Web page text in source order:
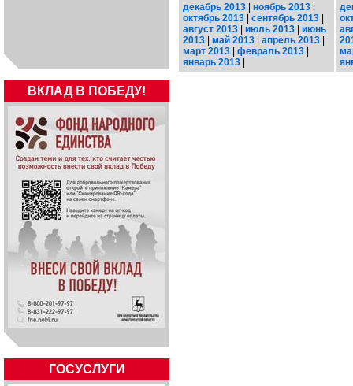
ВКЛАД В ПОБЕДУ!
ГОСУСЛУГИ
декабрь 2013 | ноябрь 2013 |
октябрь 2013 | сентябрь 2013 |
август 2013 | июль 2013 | июнь
2013 | май 2013 | апрель 2013 |
март 2013 | февраль 2013 |
январь 2013 |